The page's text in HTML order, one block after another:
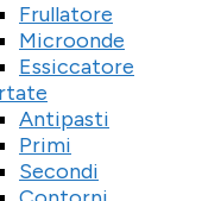
Frullatore
Microonde
Essiccatore
Antipasti
Primi
Secondi